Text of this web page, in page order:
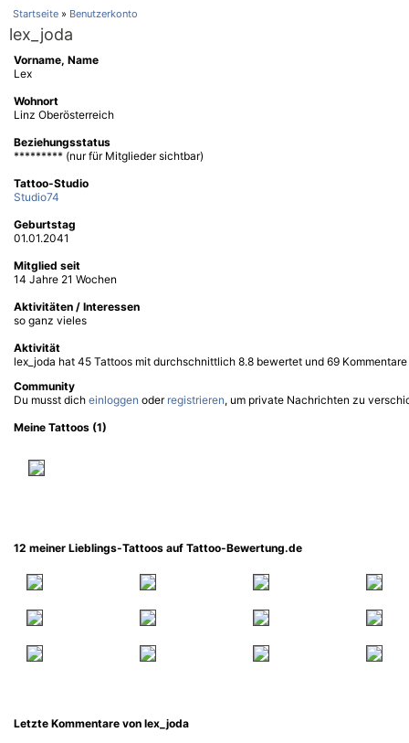
Startseite » Benutzerkonto
lex_joda
Vorname, Name
Lex
Wohnort
Linz Oberösterreich
Beziehungsstatus
********* (nur für Mitglieder sichtbar)
Tattoo-Studio
Studio74
Geburtstag
01.01.2041
Mitglied seit
14 Jahre 21 Wochen
Aktivitäten / Interessen
so ganz vieles
Aktivität
lex_joda hat 45 Tattoos mit durchschnittlich 8.8 bewertet und 69
Community
Du musst dich einloggen oder registrieren, um private Nachrichten zu
Meine Tattoos (1)
12 meiner Lieblings-Tattoos auf Tattoo-Bewertung.de
Letzte Kommentare von lex_joda